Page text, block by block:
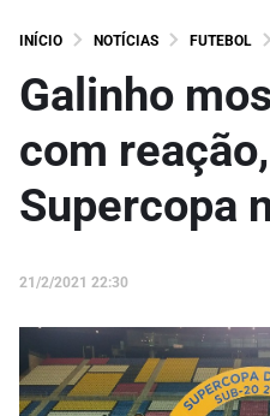
INÍCIO NOTÍCIAS FUTEBOL
Galinho
com
Supercopa
21/2/2021 22:30